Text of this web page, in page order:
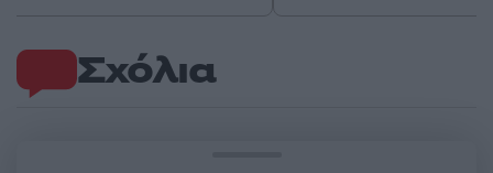
Σχόλια